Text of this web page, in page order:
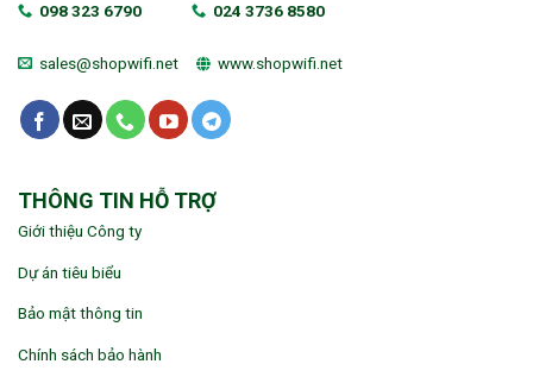
098 323 6790 024 3736 8580
sales@shopwifi.net www.shopwifi.net
THÔNG TIN HỖ TRỢ
Giới thiệu Công ty
Dự án tiêu biểu
Bảo mật thông tin
Chính sách bảo hành